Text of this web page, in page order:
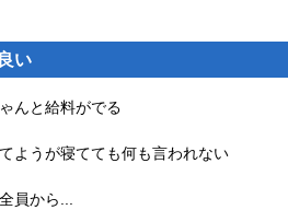
い
んと給料がでる
ようが寝てても何も言われない
員から